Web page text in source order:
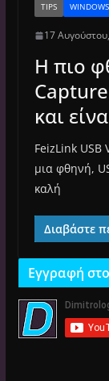
TIPS WINDOWS
17
Η πιο
και
FeizLink USB
μια φθηνή,
καλή
Διαβάστε
Εγγραφή